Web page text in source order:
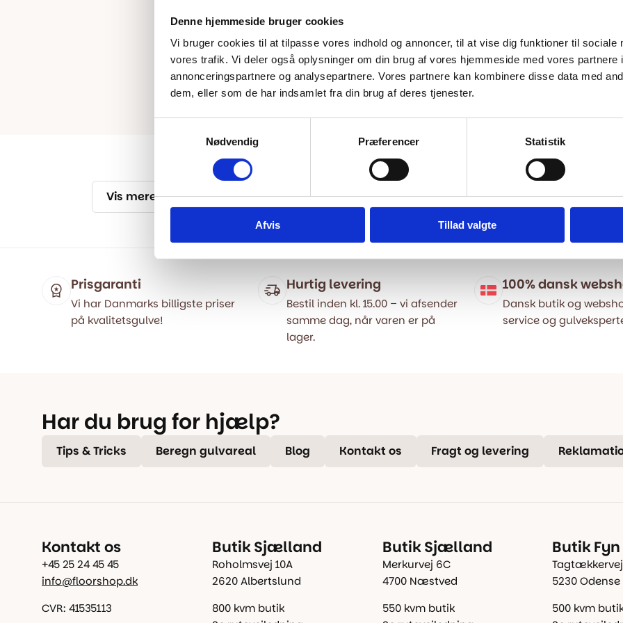
Denne hjemmeside bruger cookies
Vi bruger cookies til at tilpasse vores indhold og annoncer, til at vise dig funktioner til sociale
vores trafik. Vi deler også oplysninger om din brug af vores hjemmeside med vores partnere
annonceringspartnere og analysepartnere. Vores partnere kan kombinere disse data med
dem, eller som de har indsamlet fra din brug af deres tjenester.
Nødvendig
Præferencer Statistik
Afvis Tillad valgte
Vis mere
Prisgaranti
Vi har Danmarks billigste priser
på kvalitetsgulve!
Hurtig levering
Bestil inden kl. 15.00 – vi afsender
samme dag, når varen er på
lager.
100% dansk
Dansk butik og
service og
Har du brug for hjælp?
Tips & Tricks Beregn gulvareal Blog Kontakt os Fragt og levering
Kontakt os
+45 25 24 45 45
info@floorshop.dk
CVR: 41535113
Butik Sjælland
Roholmsvej 10A
2620 Albertslund
800 kvm butik
Butik Sjælland
Merkurvej 6C
4700 Næstved
550 kvm butik
Butik Fyn
Tagtækkervej
5230 Odense
500 kvm